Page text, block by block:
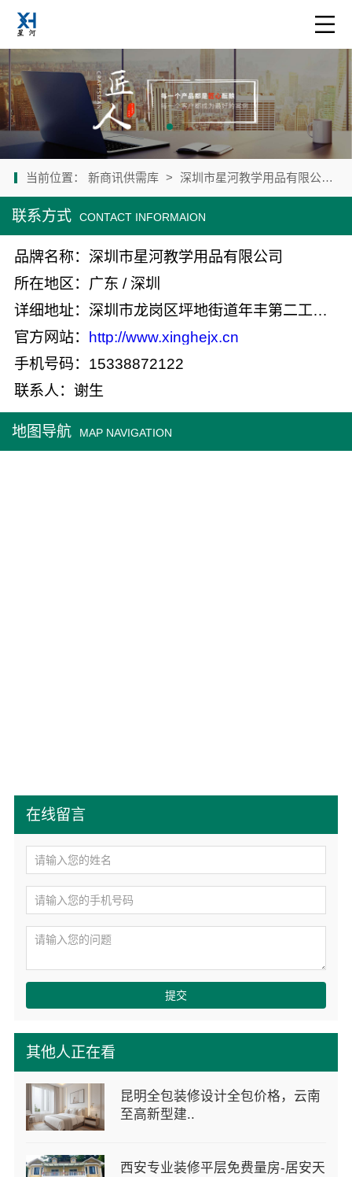
当前位置： 新商讯供需库 > 深圳市星河教学用品有限公司
其他人正在看
昆明全包装修设计全包价格，云南
至高新型建..
西安专业装修平层免费量房-居安天
在线留言
提交
联系方式 CONTACT INFORMAION
品牌名称：深圳市星河教学用品有限公司
所在地区：广东 / 深圳
详细地址：深圳市龙岗区坪地街道年丰第二工业区矮岗村3-1
官方网站：
http://www.xinghejx.cn
手机号码：15338872122
联系人：谢生
地图导航 MAP NAVIGATION